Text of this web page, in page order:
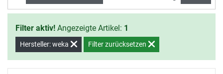
Filter aktiv! Angezeigte Artikel: 1
Hersteller: weka Filter zurücksetzen